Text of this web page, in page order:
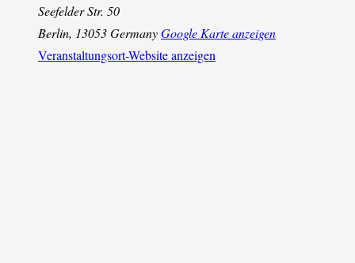
Seefelder Str. 50
Berlin, 13053GermanyGoogle Karte anzeigen
Veranstaltungsort-Website anzeigen